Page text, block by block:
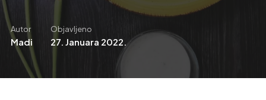
Autor
Madi
Objavljeno
27. Januara 2022.